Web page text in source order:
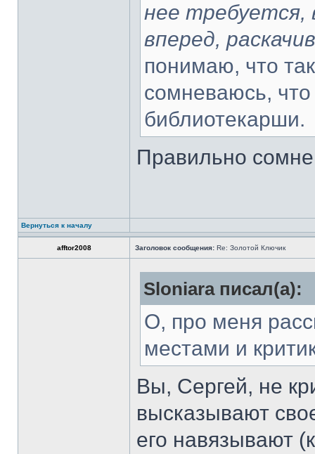
нее требуется,
вперед,
понимаю, что
сомневаюсь,
библиотекарши.
Правильно
Вернуться к началу
afftor2008 Заголовок сообщения: Re: Золотой Ключик
Sloniara писал(а):
О, про меня
местами и
Вы, Сергей, не
высказывают
его навязывают